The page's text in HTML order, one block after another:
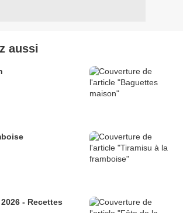
aussi
- Recettes